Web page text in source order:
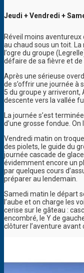
Jeudi + Vendredi +
Réveil moins
au chaud sous un toit.
l’ogre du groupe
défaire de sa fièvre et de
Après une sérieuse
de s’offrir une journée à
5 du groupe y
descente vers la vallée
La journée s’est
d’une grosse fondue.
Vendredi matin on
des piolets, le guide du
journée cascade de
évidemment encore un
par quelques cours
préparer au lendemain.
Samedi matin le départ
l’aube et on charge les
cerise sur le gâteau :
encombré, le Y de
clôturer l’aventure avant